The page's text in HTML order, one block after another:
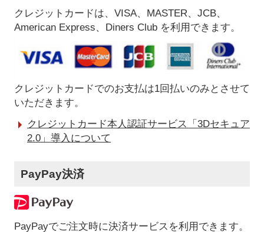
クレジットカードは、VISA、MASTER、JCB、
American Express、Diners Club を利用できます。
クレジットカードでのお支払は1回払いのみとさせて
いただきます。
クレジットカード本人認証サービス「3Dセキュア
2.0」導入について
PayPay決済
PayPayでご注文時に決済サービスを利用できます。